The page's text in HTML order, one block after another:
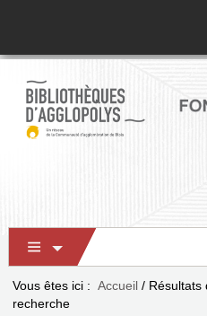
Vous êtes ici : Accueil / Résultats
recherche